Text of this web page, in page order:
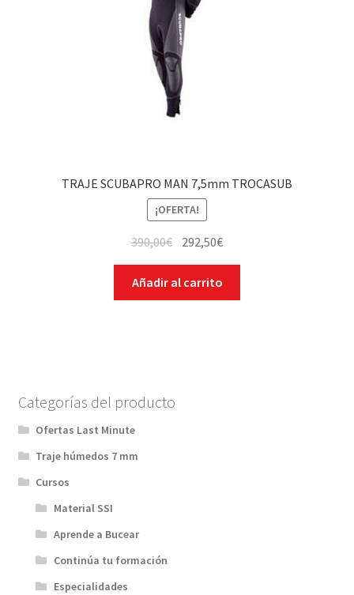
TRAJE SCUBAPRO MAN 7,5mm TROCASUB
¡OFERTA!
390,00€ 292,50€
Añadir al carrito
Categorías del producto
Ofertas Last Minute
Traje húmedos 7 mm
Cursos
Material SSI
Aprende a Bucear
Continúa tu formación
Especialidades